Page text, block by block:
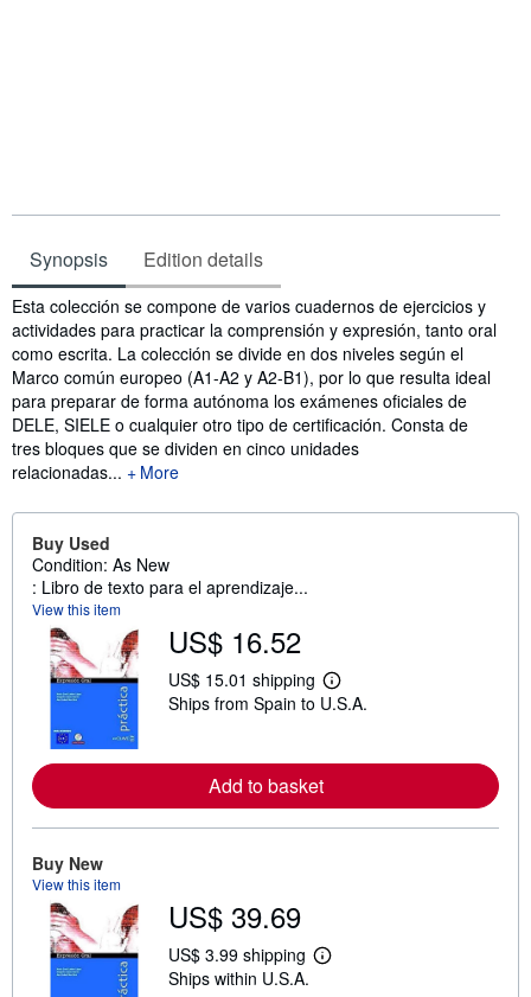
Synopsis Edition details
Synopsis
Esta colección se compone de varios cuadernos de ejercicios y
actividades para practicar la comprensión y expresión, tanto oral
como escrita. La colección se divide en dos niveles según el
Marco común europeo (A1-A2 y A2-B1), por lo que resulta ideal
para preparar de forma autónoma los exámenes oficiales de
DELE, SIELE o cualquier otro tipo de certificación. Consta de
tres bloques que se dividen en cinco unidades
relacionadas...
More
Buy Used
Condition: As New
: Libro de texto para el aprendizaje...
View this item
US$ 16.52
US$ 15.01 shipping
L
e
r
e
h
Ships from Spain to U.S.A.
Add to basket
Buy New
View this item
US$ 39.69
US$ 3.99 shipping
L
Ships within U.S.A.